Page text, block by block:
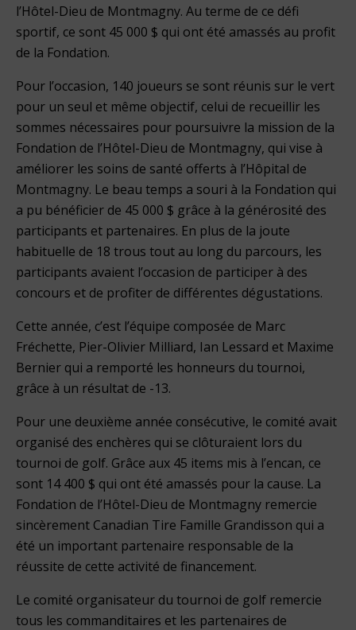
l’Hôtel-Dieu de Montmagny. Au terme de ce défi
sportif, ce sont 45 000 $ qui ont été amassés au profit
de la Fondation.
Pour l’occasion, 140 joueurs se sont réunis sur le vert
pour un seul et même objectif, celui de recueillir les
sommes nécessaires pour poursuivre la mission de la
Fondation de l’Hôtel-Dieu de Montmagny, qui vise à
améliorer les soins de santé offerts à l’Hôpital de
Montmagny. Le beau temps a souri à la Fondation qui
a pu bénéficier de 45 000 $ grâce à la générosité des
participants et partenaires. En plus de la joute
habituelle de 18 trous tout au long du parcours, les
participants avaient l’occasion de participer à des
concours et de profiter de différentes dégustations.
Cette année, c’est l’équipe composée de Marc
Fréchette, Pier-Olivier Milliard, Ian Lessard et Maxime
Bernier qui a remporté les honneurs du tournoi,
grâce à un résultat de -13.
Pour une deuxième année consécutive, le comité avait
organisé des enchères qui se clôturaient lors du
tournoi de golf. Grâce aux 45 items mis à l’encan, ce
sont 14 400 $ qui ont été amassés pour la cause. La
Fondation de l’Hôtel-Dieu de Montmagny remercie
sincèrement Canadian Tire Famille Grandisson qui a
été un important partenaire responsable de la
réussite de cette activité de financement.
Le comité organisateur du tournoi de golf remercie
tous les commanditaires et les partenaires de